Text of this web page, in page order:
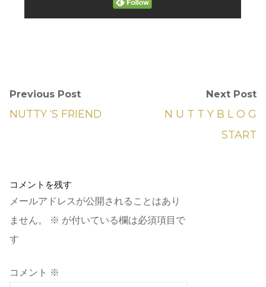
Previous Post
NUTTY ‘S FRIEND
Next Post
N U T T Y B L O G
START
コメントを残す
メールアドレスが公開されることはあり
ません。
※ が付いている欄は必須項目で
す
コメント ※